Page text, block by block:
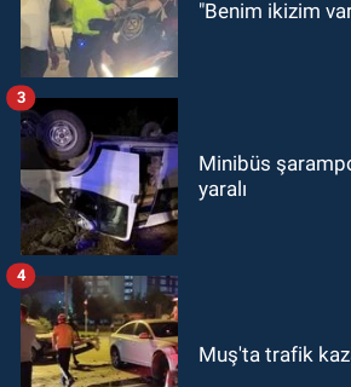
"Benim ikizim
Minibüs
yaralı
3
Muş'ta trafik
4